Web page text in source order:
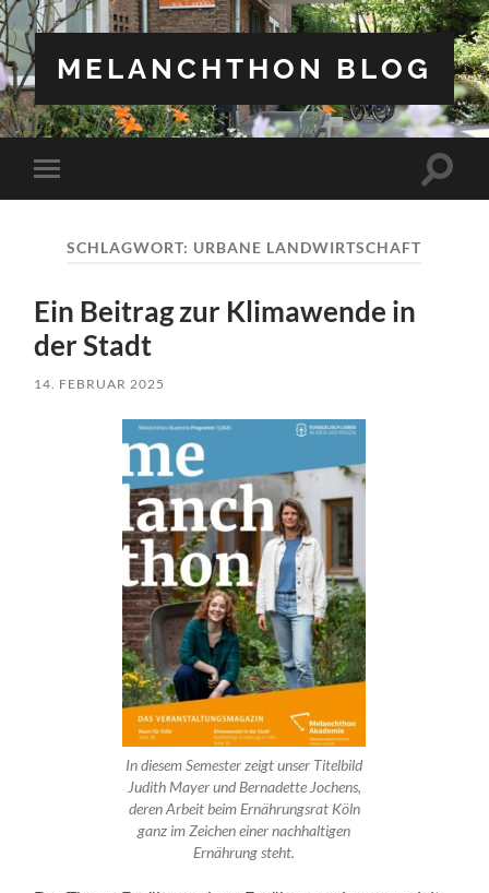
MELANCHTHON BLOG
Mobile-
Menü
SCHLAGWORT: URBANE LANDWIRTSCHAFT
Ein Beitrag zur Klimawende in
der Stadt
14. FEBRUAR 2025
In diesem Semester zeigt unser Titelbild
Judith Mayer und Bernadette Jochens,
deren Arbeit beim Ernährungsrat Köln
ganz im Zeichen einer nachhaltigen
Ernährung steht.